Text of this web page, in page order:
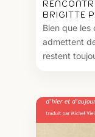
BRIGITTE
Bien que les
admettent
restent